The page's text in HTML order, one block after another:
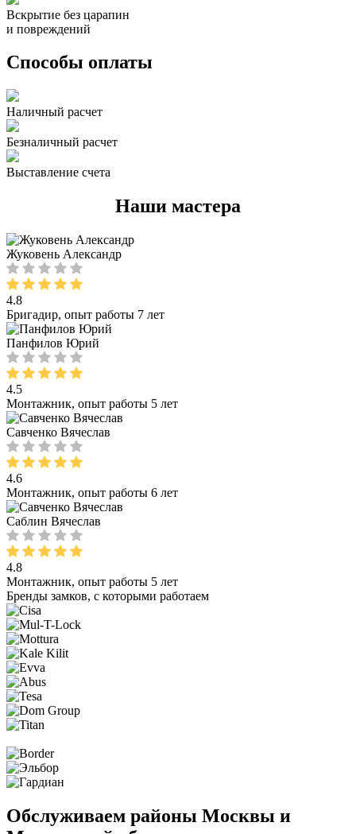
Вскрытие без царапин
и повреждений
Способы оплаты
Наличный расчет
Безналичный расчет
Выставление счета
Наши мастера
Жуковень Александр
4.8
Бригадир, опыт работы 7 лет
Панфилов Юрий
4.5
Монтажник, опыт работы 5 лет
Савченко Вячеслав
4.6
Монтажник, опыт работы 6 лет
Саблин Вячеслав
4.8
Монтажник, опыт работы 5 лет
Бренды замков, с которыми работаем
Обслуживаем районы Москвы и